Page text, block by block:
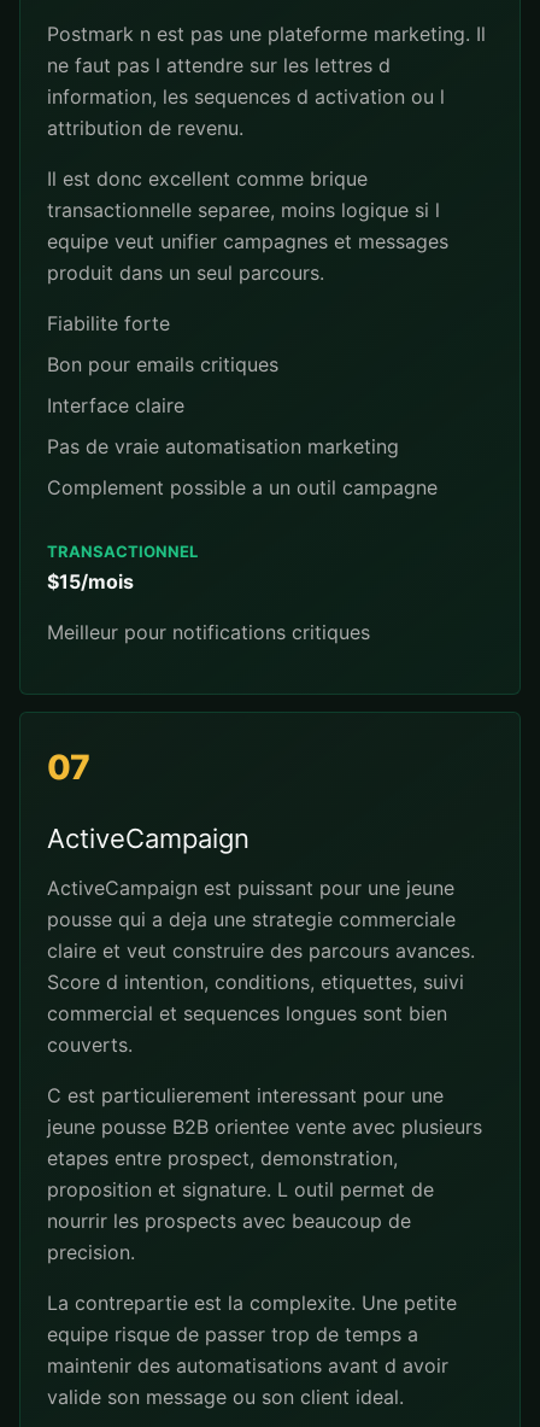
Postmark n est pas une plateforme marketing. Il
ne faut pas l attendre sur les lettres d
information, les sequences d activation ou l
attribution de revenu.
Il est donc excellent comme brique
transactionnelle separee, moins logique si l
equipe veut unifier campagnes et messages
produit dans un seul parcours.
Fiabilite forte
Bon pour emails critiques
Interface claire
Pas de vraie automatisation marketing
Complement possible a un outil campagne
TRANSACTIONNEL
$15/mois
Meilleur pour notifications critiques
07
ActiveCampaign
ActiveCampaign est puissant pour une jeune
pousse qui a deja une strategie commerciale
claire et veut construire des parcours avances.
Score d intention, conditions, etiquettes, suivi
commercial et sequences longues sont bien
couverts.
C est particulierement interessant pour une
jeune pousse B2B orientee vente avec plusieurs
etapes entre prospect, demonstration,
proposition et signature. L outil permet de
nourrir les prospects avec beaucoup de
precision.
La contrepartie est la complexite. Une petite
equipe risque de passer trop de temps a
maintenir des automatisations avant d avoir
valide son message ou son client ideal.